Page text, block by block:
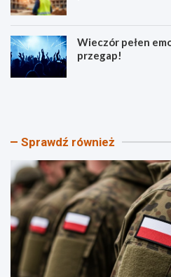
Wieczór pełen
przegap!
P
k
a
t
r
i
o
t
B
e
z
e
ń
s
t
w
Sprawdź również